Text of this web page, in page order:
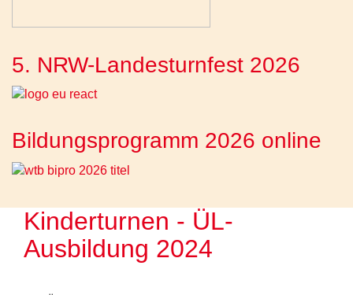
5. NRW-Landesturnfest 2026
Bildungsprogramm 2026 online
Kinderturnen - ÜL-
Ausbildung 2024